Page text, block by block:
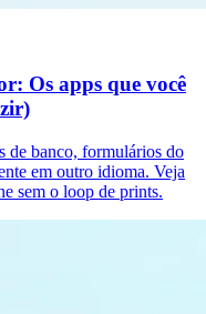
Os apps que você
de banco, formulários do
em outro idioma. Veja
sem o loop de prints.